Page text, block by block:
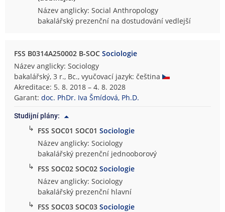
Název anglicky: Social Anthropology
bakalářský prezenční na dostudování vedlejší
FSS B0314A250002 B-SOCSociologie
Název anglicky: Sociology
bakalářský, 3 r., Bc., vyučovací jazyk: čeština
Akreditace: 5. 8. 2018 – 4. 8. 2028
Garant:doc. PhDr. Iva Šmídová, Ph.D.
Studijní plány:
↳ FSS SOC01 SOC01Sociologie
Název anglicky: Sociology
bakalářský prezenční jednooborový
↳ FSS SOC02 SOC02Sociologie
Název anglicky: Sociology
bakalářský prezenční hlavní
↳ FSS SOC03 SOC03Sociologie